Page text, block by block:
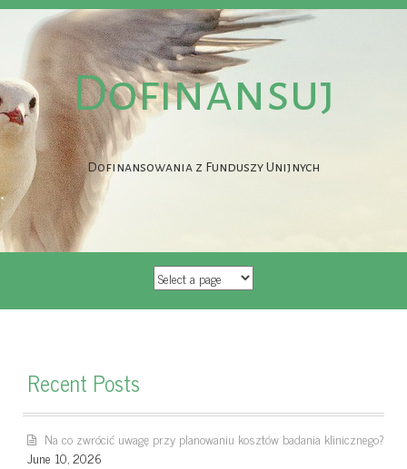
Dofinansuj
Dofinansowania z Funduszy Unijnych
SKIP
TO
CONTENT
Recent Posts
Na co zwrócić uwagę przy planowaniu kosztów badania klinicznego?
June 10, 2026